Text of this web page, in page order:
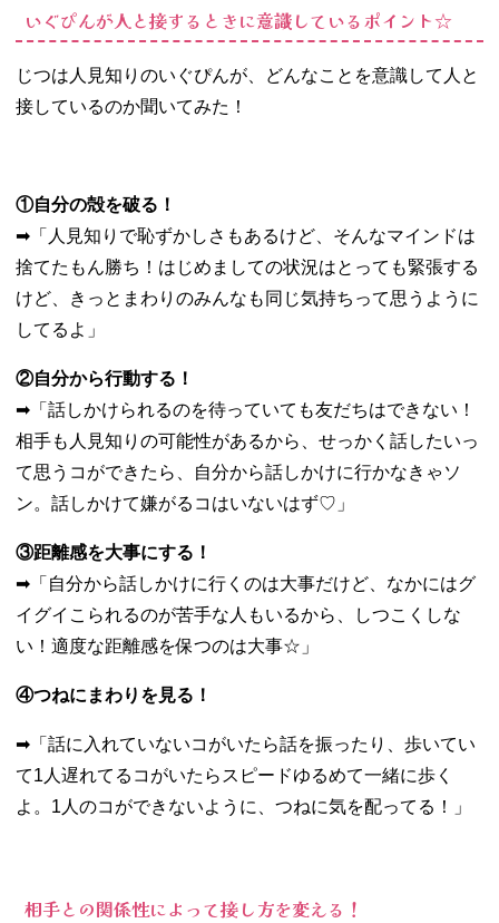
いぐぴんが人と接するときに意識しているポイント☆
じつは人見知りのいぐぴんが、どんなことを意識して人と
接しているのか聞いてみた！
①自分の殻を破る！
➡︎「人見知りで恥ずかしさもあるけど、そんなマインドは
捨てたもん勝ち！はじめましての状況はとっても緊張する
けど、きっとまわりのみんなも同じ気持ちって思うように
してるよ」
②自分から行動する！
➡︎「話しかけられるのを待っていても友だちはできない！
相手も人見知りの可能性があるから、せっかく話したいっ
て思うコができたら、自分から話しかけに行かなきゃソ
ン。話しかけて嫌がるコはいないはず♡」
③距離感を大事にする！
➡︎「自分から話しかけに行くのは大事だけど、なかにはグ
イグイこられるのが苦手な人もいるから、しつこくしな
い！適度な距離感を保つのは大事☆」
④つねにまわりを見る！
➡︎「話に入れていないコがいたら話を振ったり、歩いてい
て1人遅れてるコがいたらスピードゆるめて一緒に歩く
よ。1人のコができないように、つねに気を配ってる！」
相手との関係性によって接し方を変える！